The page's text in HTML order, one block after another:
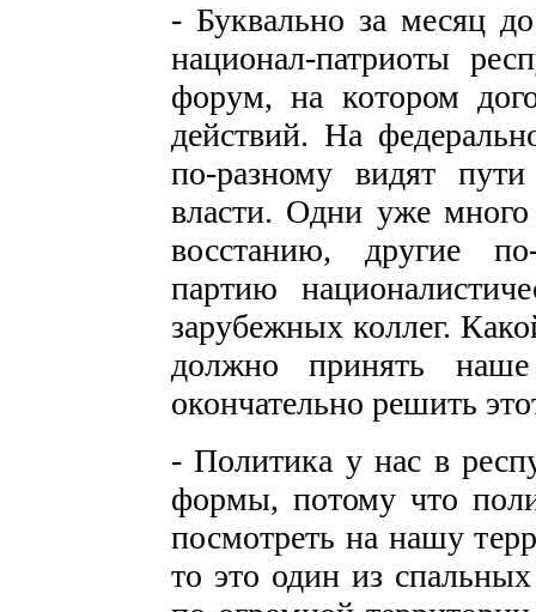
- Буквально за месяц
национал-патриоты
форум, на котором
действий. На
по-разному видят
власти. Одни уже
восстанию, другие
партию
зарубежных коллег.
должно принять
окончательно решить
- Политика у нас в
формы, потому что
посмотреть на нашу
то это один из